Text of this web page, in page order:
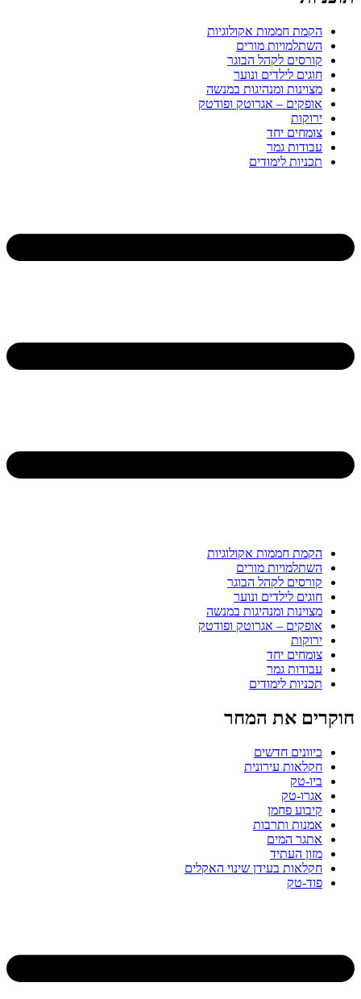
הקמת חממות אקולוגיות
השתלמויות מורים
קורסים לקהל הבוגר
חוגים לילדים ונוער
מצוינות ומנהיגות במנשה
אופקים – אגרוטק ופודטק
ירוקות
צומחים יחד
עבודות גמר
תכניות לימודים
הקמת חממות אקולוגיות
השתלמויות מורים
קורסים לקהל הבוגר
חוגים לילדים ונוער
מצוינות ומנהיגות במנשה
אופקים – אגרוטק ופודטק
ירוקות
צומחים יחד
עבודות גמר
תכניות לימודים
חוקרים את המחר
כיוונים חדשים
חקלאות עירונית
ביו-טק
אגרו-טק
קיבוע פחמן
אמנות ותרבות
אתגר המים
מזון העתיד
חקלאות בעידן שינוי האקלים
פוד-טק